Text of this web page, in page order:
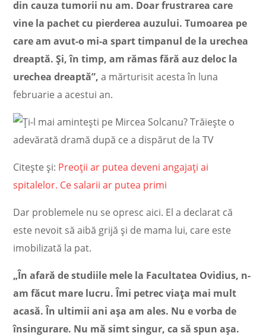
din cauza tumorii nu am. Doar frustrarea care
vine la pachet cu pierderea auzului. Tumoarea pe
care am avut-o mi-a spart timpanul de la urechea
dreaptă. Și, în timp, am rămas fără auz deloc la
urechea dreaptă”, a mărturisit acesta în luna
februarie a acestui an.
Citește și: Preoții ar putea deveni angajați ai
spitalelor. Ce salarii ar putea primi
Dar problemele nu se opresc aici. El a declarat că
este nevoit să aibă grijă și de mama lui, care este
imobilizată la pat.
„În afară de studiile mele la Facultatea Ovidius, n-
am făcut mare lucru. Îmi petrec viața mai mult
acasă. În ultimii ani așa am ales. Nu e vorba de
însingurare. Nu mă simt singur, ca să spun așa.